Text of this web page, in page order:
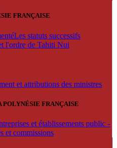
FRANÇAISE
Les statuts successifs
l'ordre de Tahiti Nui
et attributions des ministres
FRANÇAISE
et établissements public -
et commissions